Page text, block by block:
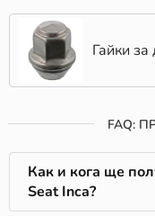
Гайки
FAQ:
Как и кога ще
Seat Inca?